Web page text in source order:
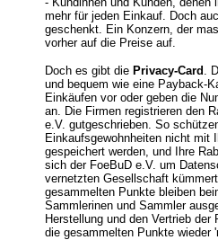
mehr für jeden Einkauf. Doch
geschenkt. Ein Konzern, der
vorher auf die Preise auf.
Doch es gibt die Privacy-Card .
und bequem wie eine Payback-
Einkäufen vor oder geben die
an. Die Firmen registrieren den
e.V. gutgeschrieben. So
Einkaufsgewohnheiten nicht mit
gespeichert werden, und Ihre
sich der FoeBuD e.V. um
vernetzten Gesellschaft
gesammelten Punkte bleiben
Sammlerinen und Sammler
Herstellung und den Vertrieb
die gesammelten Punkte wieder